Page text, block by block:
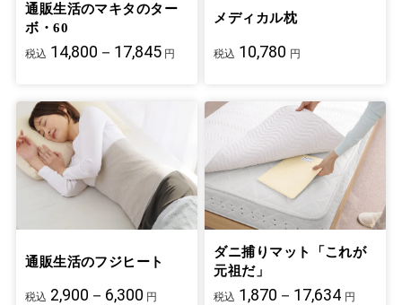
通販生活のマキタのター
ボ・60
税込 14,800－17,845 円
メディカル枕
税込 10,780 円
通販生活のフジヒート
税込 2,900－6,300 円
ダニ捕りマット「これが
元祖だ」
税込 1,870－17,634 円